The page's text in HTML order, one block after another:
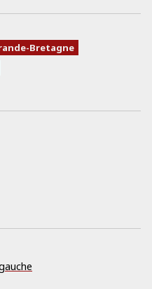
Bretagne